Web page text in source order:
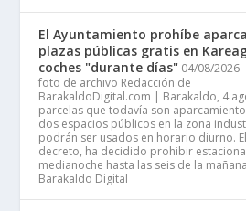
El Ayuntamiento prohíbe
plazas públicas gratis en
coches "durante días" 04/08/2026
foto de archivo Redacción de
BarakaldoDigital.com | Barakaldo, 4
parcelas que todavía son
dos espacios públicos en la zona
podrán ser usados en horario diurno.
decreto, ha decidido prohibir
medianoche hasta las seis de la
Barakaldo Digital